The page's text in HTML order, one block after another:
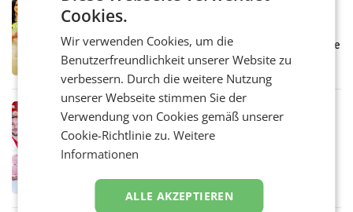
Eine Bühne für Zirkularität: ARA und
Müller informieren am POS über
Kreislauffähigkeit
Über den gesamten August hinweg rücken die
Altstoff Recycling Austria AG (ARA) und der
Handelskonzern Müller die Initiative
„Kreislauf-Helden“ in allen österreichischen
Müller-Filialen
Penny modernisiert zwei Filialen in
WIENER NEUDORF. – Im Rahmen einer
erneuert Penny zwei Filialen in Nieder- und
Oberösterreich. Die beiden Standorte liegen
Cookies.
Wir verwenden Cookies, um die
Benutzerfreundlichkeit unserer Website zu
verbessern. Durch die weitere Nutzung
unserer Webseite stimmen Sie der
Verwendung von Cookies gemäß unserer
Cookie-Richtlinie zu.Weitere
Informationen
ALLE AKZEPTIEREN